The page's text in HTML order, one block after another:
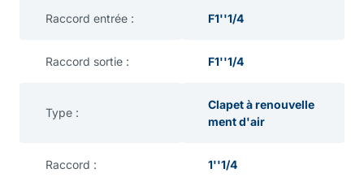
Raccord entrée : F1''1/4
Raccord sortie : F1''1/4
Type :
Clapet à renouvelle
ment d'air
Raccord : 1''1/4